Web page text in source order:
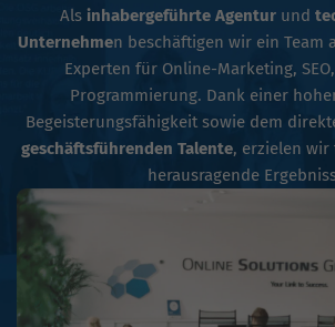
Alsinhabergeführte Agenturund
Unternehmen beschäftigen wir ein Team
Experten für Online-Marketing,
Programmierung. Dank einer
Begeisterungsfähigkeit sowie dem
geschäftsführenden Talente, erzielen
herausragende